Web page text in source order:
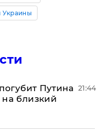
Украины
Путина
близкий
21:44